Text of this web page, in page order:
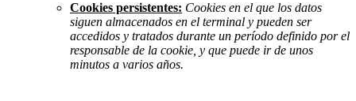
Cookies persistentes: Cookies en el que los datos
siguen almacenados en el terminal y pueden ser
accedidos y tratados durante un período definido por el
responsable de la cookie, y que puede ir de unos
minutos a varios años.